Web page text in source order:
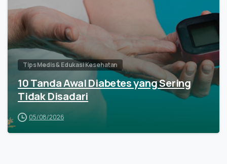
Tips Medis & Edukasi Kesehatan
10 Tanda Awal Diabetes yang Sering
Tidak Disadari
05/08/2026